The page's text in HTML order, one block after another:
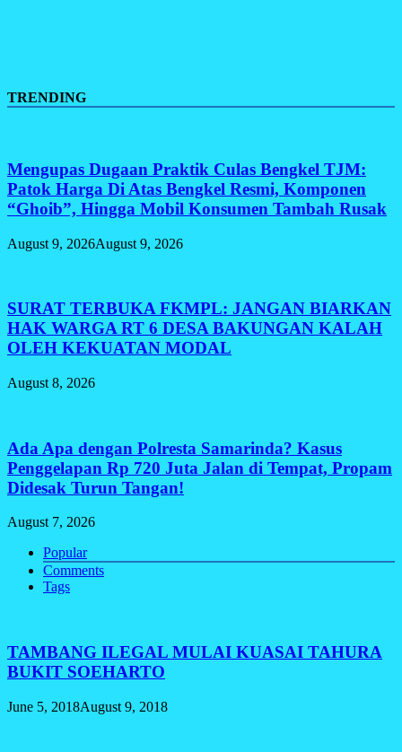
TRENDING
Mengupas Dugaan Praktik Culas Bengkel TJM:
Patok Harga Di Atas Bengkel Resmi, Komponen
“Ghoib”, Hingga Mobil Konsumen Tambah Rusak
August 9, 2026August 9, 2026
SURAT TERBUKA FKMPL: JANGAN BIARKAN
HAK WARGA RT 6 DESA BAKUNGAN KALAH
OLEH KEKUATAN MODAL
August 8, 2026
Ada Apa dengan Polresta Samarinda? Kasus
Penggelapan Rp 720 Juta Jalan di Tempat, Propam
Didesak Turun Tangan!
August 7, 2026
Popular
Comments
Tags
TAMBANG ILEGAL MULAI KUASAI TAHURA
BUKIT SOEHARTO
June 5, 2018August 9, 2018